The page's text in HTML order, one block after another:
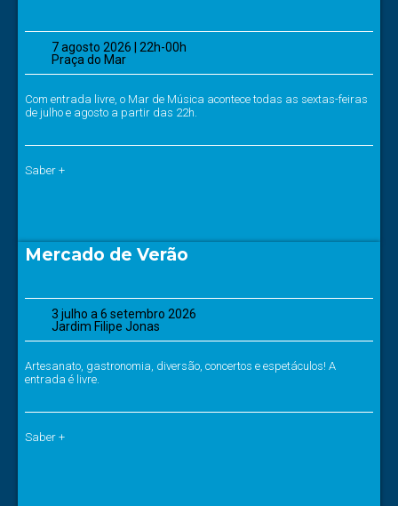
7 agosto 2026 | 22h-00h
Praça do Mar
Com entrada livre, o Mar de Música acontece todas as sextas-feiras
de julho e agosto a partir das 22h.
Saber +
Mercado de Verão
3 julho a 6 setembro 2026
Jardim Filipe Jonas
Artesanato, gastronomia, diversão, concertos e espetáculos! A
entrada é livre.
Saber +